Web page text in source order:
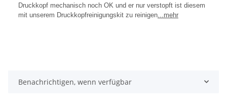
Druckkopf mechanisch noch OK und er nur verstopft ist diesem
mit unserem Druckkopfreinigungskit zu reinigen ...mehr
Benachrichtigen, wenn verfügbar